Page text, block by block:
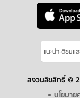
แนะนำ-ติชมเ
สงวนลิขสิทธิ์ ©
นโยบา